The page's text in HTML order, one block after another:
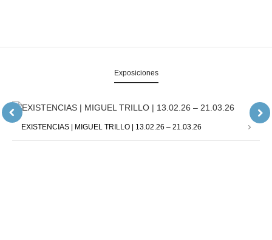
Exposiciones
EXISTENCIAS | MIGUEL TRILLO | 13.02.26 – 21.03.26